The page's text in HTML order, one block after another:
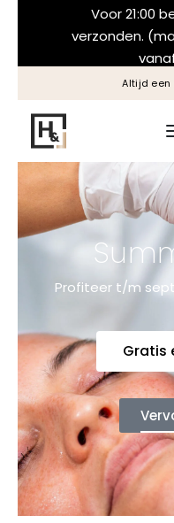
Voor 21:00
verzonden.
Altijd
Profiteer t/m
Gratis